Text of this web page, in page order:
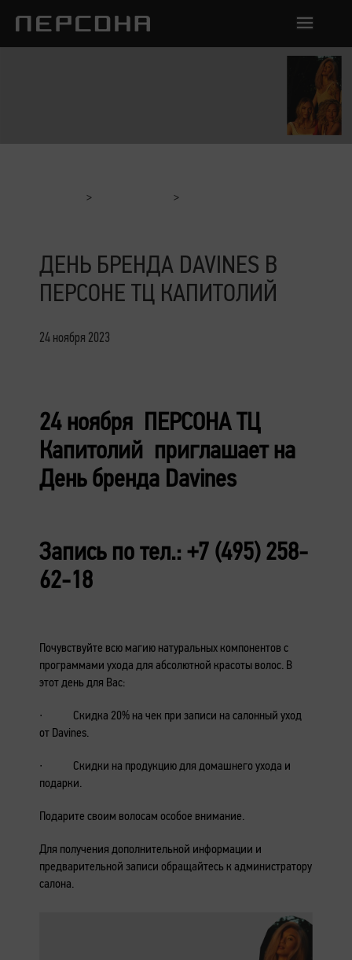
ДЕНЬ БРЕНДА DAVINES В
ПЕРСОНЕ ТЦ КАПИТОЛИЙ
24 ноября 2023
24 ноября ПЕРСОНА ТЦ
Капитолий приглашает на
День бренда Davines
Запись по тел.: +7 (495) 258-
62-18
Почувствуйте всю магию натуральных компонентов с
программами ухода для абсолютной красоты волос. В
этот день для Вас:
∙ Скидка 20% на чек при записи на салонный уход
от Davines.
∙ Скидки на продукцию для домашнего ухода и
подарки.
Подарите своим волосам особое внимание.
Для получения дополнительной информации и
предварительной записи обращайтесь к администратору
салона.